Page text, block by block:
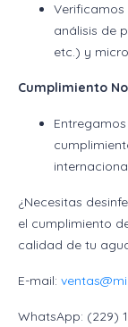
análisis de
etc.) y
Cumplimiento
¿Necesitas
el cumplimiento
calidad de tu
E-mail:
WhatsApp: (229)